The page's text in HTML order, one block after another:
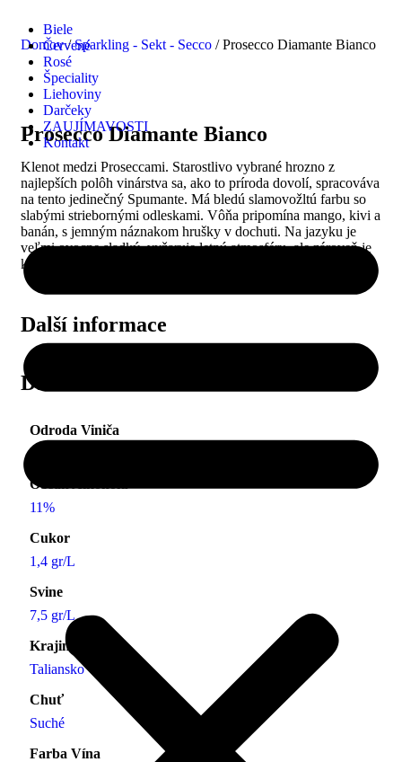
Biele
Červené
Rosé
Špeciality
Liehoviny
Darčeky
ZAUJÍMAVOSTI
Kontakt
Domov/Sparkling - Sekt - Secco / Prosecco Diamante Bianco
Prosecco Diamante Bianco
Klenot medzi Proseccami. Starostlivo vybrané hrozno z
najlepších polôh vinárstva sa, ako to príroda dovolí, spracováva
na tento jedinečný Spumante. Má bledú slamovožltú farbu so
slabými striebornými odleskami. Vôňa pripomína mango, kivi a
banán, s jemným náznakom hrušky v dochuti. Na jazyku je
veľmi ovocne sladký, vyžaruje letnú atmosféru, ale zároveň je
komplexný a plný, s jemnou perličkou a tónmi južného ovocia.
Další informace
Ďalšie informácie
Odroda Viniča
Glera
Obsah Alkoholu
11%
Cukor
1,4 gr/L
Svine
7,5 gr/L
Krajina
Taliansko
Chuť
Suché
Farba Vína